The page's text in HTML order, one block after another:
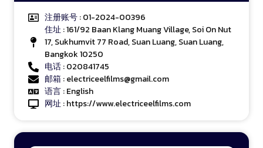
注册账号: 01-2024-00396
住址: 161/92 Baan Klang Muang Village, Soi On Nut
17, Sukhumvit 77 Road, Suan Luang, Suan Luang,
Bangkok 10250
电话: 020841745
邮箱: electriceelfilms@gmail.com
语言: English
网址:https://www.electriceelfilms.com